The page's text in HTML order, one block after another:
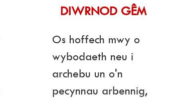
DIWRNOD GÊM
Os hoffech mwy o
wybodaeth neu i
archebu un o'n
pecynnau arbennig,